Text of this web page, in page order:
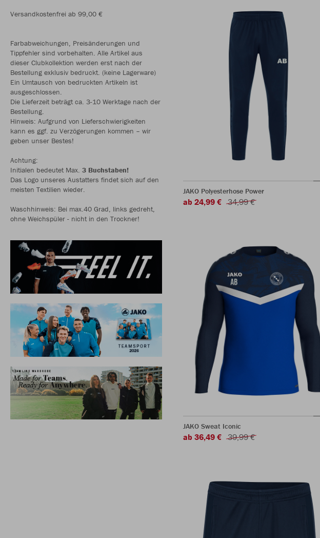
Versandkostenfrei ab 99,00 €
Farbabweichungen, Preisänderungen und
Tippfehler sind vorbehalten. Alle Artikel aus
dieser Clubkollektion werden erst nach der
Bestellung exklusiv bedruckt. (keine Lagerware)
Ein Umtausch von bedruckten Artikeln ist
ausgeschlossen.
Die Lieferzeit beträgt ca. 3-10 Werktage nach der
Bestellung.
Hinweis: Aufgrund von Lieferschwierigkeiten
kann es ggf. zu Verzögerungen kommen – wir
geben unser Bestes!
Achtung:
Initialen bedeutet Max. 3 Buchstaben!
Das Logo unseres Austatters findet sich auf den
meisten Textilien wieder.
Waschhinweis: Bei max.40 Grad, links gedreht,
ohne Weichspüler - nicht in den Trockner!
JAKO Polyesterhose Power
ab 24,99 € 34,99 €
JAKO Sweat Iconic
ab 36,49 € 39,99 €